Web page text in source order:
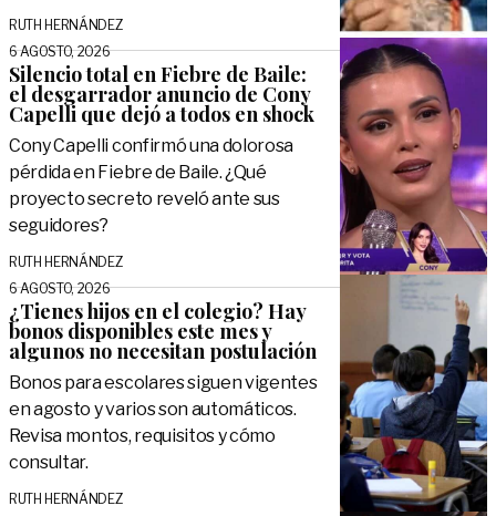
RUTH HERNÁNDEZ
6 AGOSTO, 2026
Silencio total en Fiebre de Baile:
el desgarrador anuncio de Cony
Capelli que dejó a todos en shock
Cony Capelli confirmó una dolorosa
pérdida en Fiebre de Baile. ¿Qué
proyecto secreto reveló ante sus
seguidores?
RUTH HERNÁNDEZ
6 AGOSTO, 2026
¿Tienes hijos en el colegio? Hay
bonos disponibles este mes y
algunos no necesitan postulación
Bonos para escolares siguen vigentes
en agosto y varios son automáticos.
Revisa montos, requisitos y cómo
consultar.
RUTH HERNÁNDEZ